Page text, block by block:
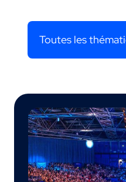
Toutes les